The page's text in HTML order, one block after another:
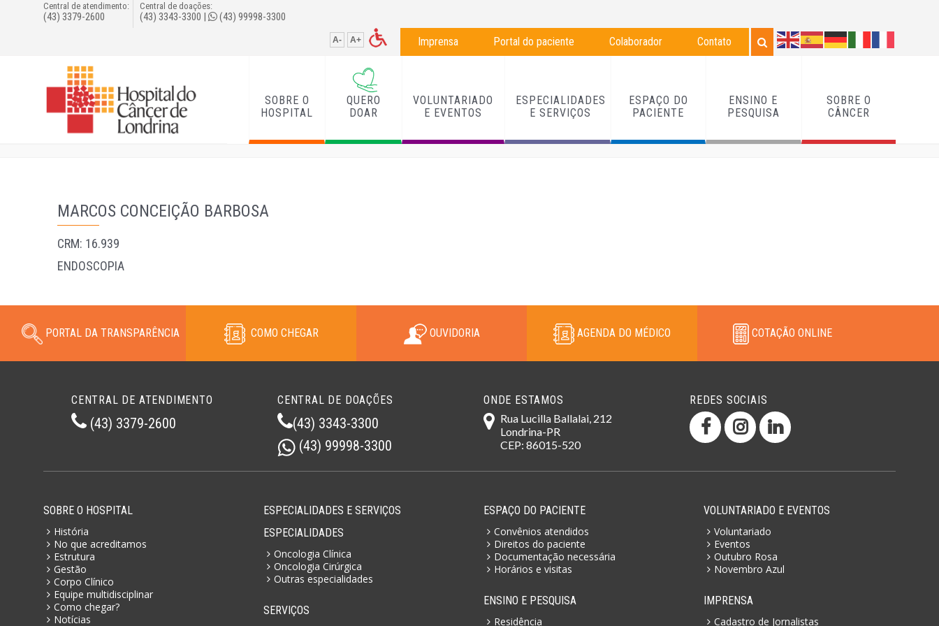
Central de atendimento:
(43) 3379-2600
Central de doações:
(43) 3343-3300 | (43) 99998-3300
Imprensa Portal do paciente Colaborador Contato
A- A+
SOBRE O
HOSPITAL
QUERO
DOAR
VOLUNTARIADO
E EVENTOS
ESPECIALIDADES
E SERVIÇOS
ESPAÇO DO
PACIENTE
ENSINO E
PESQUISA
SOBRE O
CÂNCER
MARCOS CONCEIÇÃO BARBOSA
CRM: 16.939
ENDOSCOPIA
PORTAL DA TRANSPARÊNCIA COMO CHEGAR OUVIDORIA AGENDA DO MÉDICO COTAÇÃO ONLINE
CENTRAL DE ATENDIMENTO
(43) 3379-2600
CENTRAL DE DOAÇÕES
(43) 3343-3300
(43) 99998-3300
ONDE ESTAMOS
Rua Lucilla Ballalai, 212
Londrina-PR
CEP: 86015-520
REDES SOCIAIS
SOBRE O HOSPITAL
História
No que acreditamos
Estrutura
Gestão
Corpo Clínico
Equipe multidisciplinar
Como chegar?
Notícias
ESPECIALIDADES E SERVIÇOS
ESPECIALIDADES
Oncologia Clínica
Oncologia Cirúrgica
Outras especialidades
SERVIÇOS
ESPAÇO DO PACIENTE
Convênios atendidos
Direitos do paciente
Documentação necessária
Horários e visitas
ENSINO E PESQUISA
Residência
VOLUNTARIADO E EVENTOS
Voluntariado
Eventos
Outubro Rosa
Novembro Azul
IMPRENSA
Cadastro de Jornalistas